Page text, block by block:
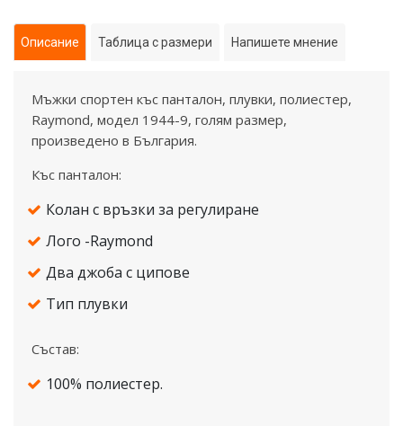
Описание Таблица с размери Напишете мнение
Мъжки спортен къс панталон, плувки, полиестер,
Raymond, модел 1944-9, голям размер,
произведено в България.
Къс панталон:
Колан с връзки за регулиране
Лого -Raymond
Два джоба с ципове
Тип плувки
Състав:
100% полиестер.